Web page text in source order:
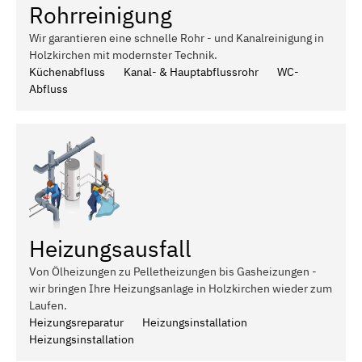
Rohrreinigung
Wir garantieren eine schnelle Rohr - und Kanalreinigung in
Holzkirchen mit modernster Technik.
Küchenabfluss
Kanal- & Hauptabflussrohr
WC-
Abfluss
Heizungsausfall
Von Ölheizungen zu Pelletheizungen bis Gasheizungen -
wir bringen Ihre Heizungsanlage in Holzkirchen wieder zum
Laufen.
Heizungsreparatur
Heizungsinstallation
Heizungsinstallation